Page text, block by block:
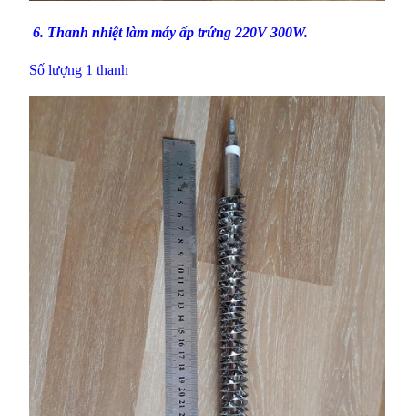
6. Thanh nhiệt làm máy ấp trứng 220V 300W.
Số lượng 1 thanh